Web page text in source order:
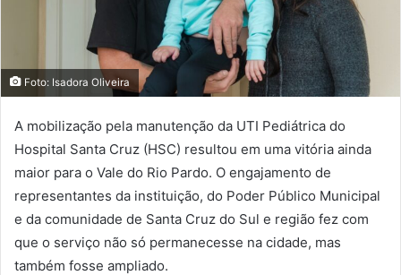
Foto: Isadora Oliveira
A mobilização pela manutenção da UTI Pediátrica do
Hospital Santa Cruz (HSC) resultou em uma vitória ainda
maior para o Vale do Rio Pardo. O engajamento de
representantes da instituição, do Poder Público Municipal
e da comunidade de Santa Cruz do Sul e região fez com
que o serviço não só permanecesse na cidade, mas
também fosse ampliado.